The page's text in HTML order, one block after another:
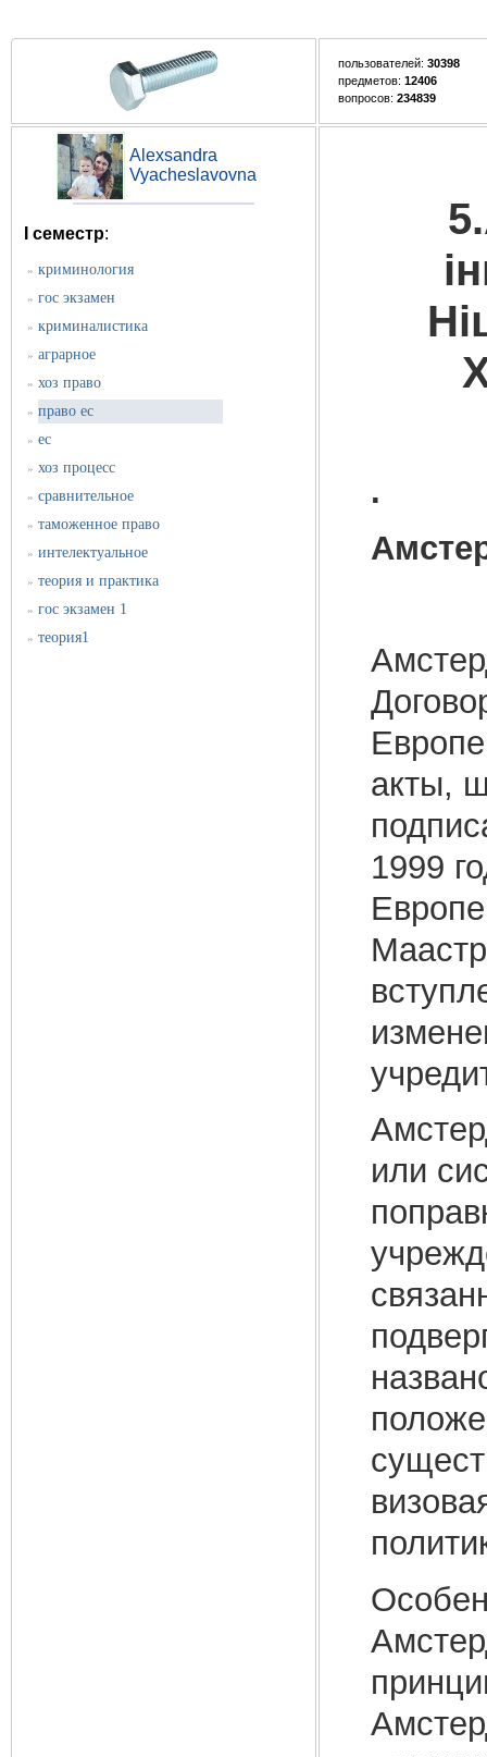
пользователей: 30398
предметов: 12406
вопросов: 234839
Alexsandra
Vyacheslavovna
I семестр:
» криминология
» гос экзамен
» криминалистика
» аграрное
» хоз право
» право ес
» ес
» хоз процесс
» сравнительное
» таможенное право
» интелектуальное
» теория и практика
» гос экзамен 1
» теория1
.
акты,
1999
или